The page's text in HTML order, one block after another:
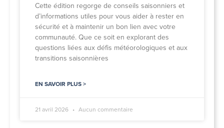
Cette édition regorge de conseils saisonniers et
d’informations utiles pour vous aider à rester en
sécurité et à maintenir un bon lien avec votre
communauté. Que ce soit en explorant des
questions liées aux défis météorologiques et aux
transitions saisonnières
EN SAVOIR PLUS >
21 avril 2026 Aucun commentaire